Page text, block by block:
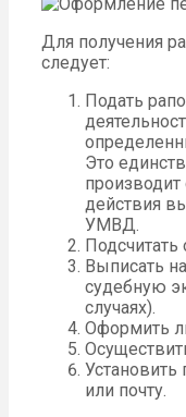
Для получения
следует:
Подать
Это
действия
УМВД.
Выписать
судебную
случаях).
Оформить
Установить
или почту.